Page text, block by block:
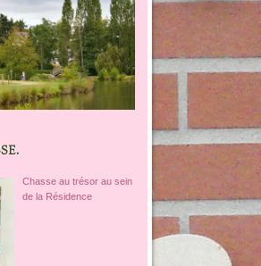
Chasse au trésor au sein
de la Résidence